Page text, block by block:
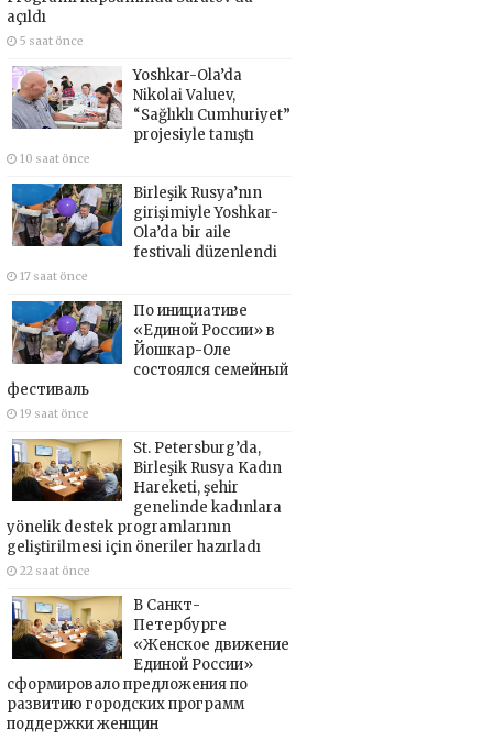
açıldı
5 saat önce
Yoshkar-Ola’da
Nikolai Valuev,
“Sağlıklı Cumhuriyet”
projesiyle tanıştı
10 saat önce
Birleşik Rusya’nın
girişimiyle Yoshkar-
Ola’da bir aile
festivali düzenlendi
17 saat önce
По инициативе
«Единой России» в
Йошкар-Оле
состоялся семейный
фестиваль
19 saat önce
St. Petersburg’da,
Birleşik Rusya Kadın
Hareketi, şehir
genelinde kadınlara
yönelik destek programlarının
geliştirilmesi için öneriler hazırladı
22 saat önce
В Санкт-
Петербурге
«Женское движение
Единой России»
сформировало предложения по
развитию городских программ
поддержки женщин